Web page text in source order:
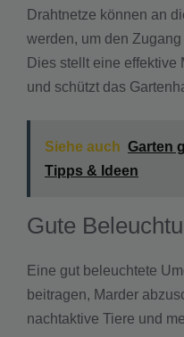
Drahtnetze können an
werden, um den
Dies stellt eine effektive
und schützt das
Siehe auch Garten
Tipps & Ideen
Gute
Eine gut beleuchtete
beitragen, Marder
nachtaktive Tiere und